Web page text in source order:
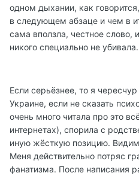
одном дыхании, как
в следующем абзаце и чем в
сама вползла, честное
никого специально не убивала.
Если серьёзнее, то я
Украине, если не сказать
очень много читала про это
интернетах), спорила с
иную жёсткую позицию.
Меня действительно потряс
фанатизма. После написания